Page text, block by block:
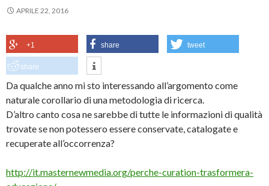
APRILE 22, 2016
+1 share tweet
share
Da qualche anno mi sto interessando all’argomento come
naturale corollario di una metodologia di ricerca.
D’altro canto cosa ne sarebbe di tutte le informazioni di qualità
trovate se non potessero essere conservate, catalogate e
recuperate all’occorrenza?
http://it.masternewmedia.org/perche-curation-trasformera-